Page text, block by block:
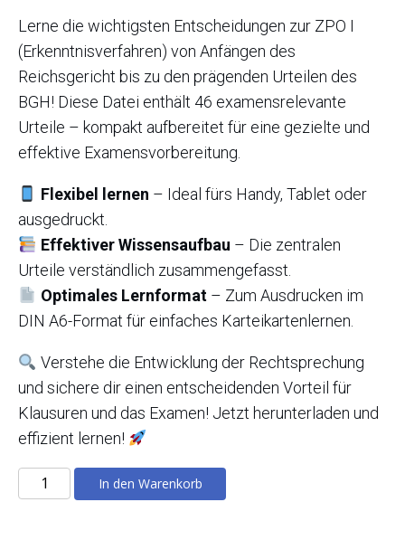
Lerne die wichtigsten Entscheidungen zur ZPO I
(Erkenntnisverfahren) von Anfängen des
Reichsgericht bis zu den prägenden Urteilen des
BGH! Diese Datei enthält 46 examensrelevante
Urteile – kompakt aufbereitet für eine gezielte und
effektive Examensvorbereitung.
Flexibel lernen – Ideal fürs Handy, Tablet oder
ausgedruckt.
Effektiver Wissensaufbau – Die zentralen
Urteile verständlich zusammengefasst.
Optimales Lernformat– Zum Ausdrucken im
DIN A6-Format für einfaches Karteikartenlernen.
Verstehe die Entwicklung der Rechtsprechung
und sichere dir einen entscheidenden Vorteil für
Klausuren und das Examen! Jetzt herunterladen und
effizient lernen!
Rechtsprechung
Klassiker
In den Warenkorb